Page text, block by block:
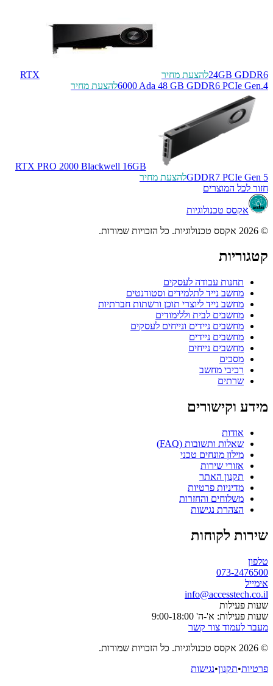
24GB GDDR6להצעת מחיר
RTX
6000 Ada 48 GB GDDR6 PCIe Gen.4להצעת מחיר
RTX PRO 2000 Blackwell 16GB
GDDR7 PCIe Gen 5להצעת מחיר
חזור לכל המוצרים
אקסס טכנולוגיות
© 2026 אקסס טכנולוגיות. כל הזכויות שמורות.
קטגוריות
תחנות עבודה לעסקים
מחשב נייד לתלמידים וסטודנטים
מחשב נייד ליוצרי תוכן ורשתות חברתיות
מחשבים לבית וללימודים
מחשבים ניידים ונייחים לעסקים
מחשבים ניידים
מחשבים נייחים
מסכים
רכיבי מחשב
שרתים
מידע וקישורים
אודות
שאלות ותשובות (FAQ)
מילון מונחים טכני
אזורי שירות
תקנון האתר
מדיניות פרטיות
משלוחים והחזרות
הצהרת נגישות
שירות לקוחות
טלפון
073-2476500
אימייל
info@accesstech.co.il
שעות פעילות
שעות פעילות: א'-ה' 9:00-18:00
מעבר לעמוד צור קשר
© 2026 אקסס טכנולוגיות. כל הזכויות שמורות.
פרטיות•תקנון•נגישות